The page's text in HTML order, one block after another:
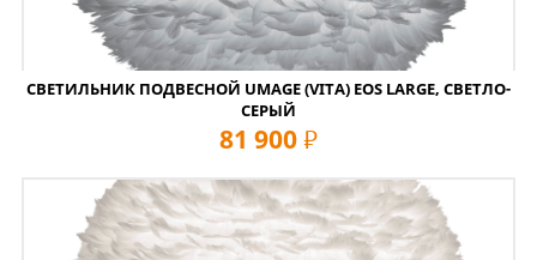
СВЕТИЛЬНИК ПОДВЕСНОЙ UMAGE (VITA) EOS LARGE, СВЕТЛО-
СЕРЫЙ
81 900 руб